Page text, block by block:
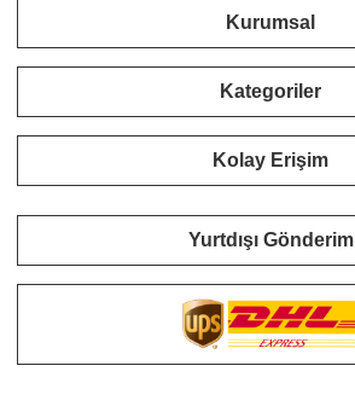
Kurumsal
Kategoriler
Kolay Erişim
Yurtdışı Gönderim